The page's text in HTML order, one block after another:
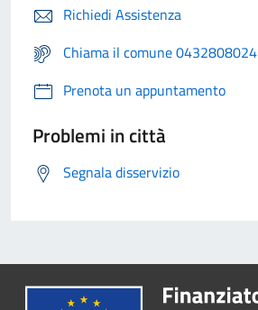
Richiedi Assistenza
Chiama il comune 0432808024
Prenota un appuntamento
Problemi in città
Segnala disservizio